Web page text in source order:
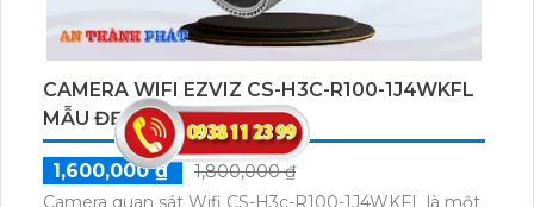
CAMERA WIFI EZVIZ CS-H3C-R100-1J4WKFL
MẪU ĐẸP
1,600,000 ₫
1,800,000 ₫
Camera quan sát Wifi CS-H3c-R100-1J4WKFL là một